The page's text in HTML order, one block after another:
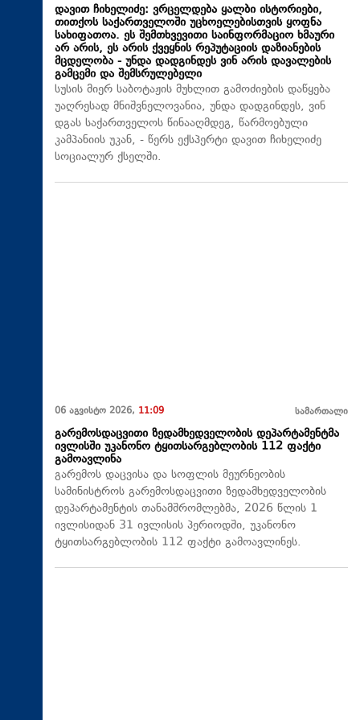
დავით ჩიხელიძე: ვრცელდება ყალბი ისტორიები,
თითქოს საქართველოში უცხოელებისთვის ყოფნა
სახიფათოა. ეს შემთხვევითი საინფორმაციო ხმაური
არ არის, ეს არის ქვეყნის რეპუტაციის დაზიანების
მცდელობა - უნდა დადგინდეს ვინ არის დავალების
გამცემი და შემსრულებელი
სუსის მიერ საბოტაჟის მუხლით გამოძიების დაწყება
უაღრესად მნიშვნელოვანია, უნდა დადგინდეს, ვინ
დგას საქართველოს წინააღმდეგ, წარმოებული
კამპანიის უკან, - წერს ექსპერტი დავით ჩიხელიძე
სოციალურ ქსელში.
06 აგვისტო 2026, 11:09 სამართალი
გარემოსდაცვითი ზედამხედველობის დეპარტამენტმა
ივლისში უკანონო ტყითსარგებლობის 112 ფაქტი
გამოავლინა
გარემოს დაცვისა და სოფლის მეურნეობის
სამინისტროს გარემოსდაცვითი ზედამხედველობის
დეპარტამენტის თანამშრომლებმა, 2026 წლის 1
ივლისიდან 31 ივლისის პერიოდში, უკანონო
ტყითსარგებლობის 112 ფაქტი გამოავლინეს.